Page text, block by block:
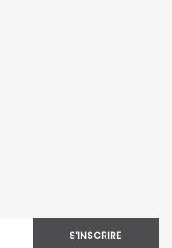
S'INSCRIRE